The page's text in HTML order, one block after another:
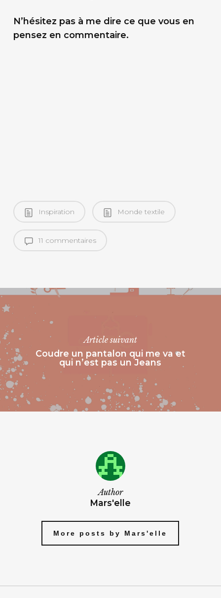
N’hésitez pas à me dire ce que vous en
pensez en commentaire.
Inspiration Monde textile
11 commentaires
Article suivant
Coudre un pantalon qui me va et
qui n’est pas un Jeans
Author
Mars'elle
More posts by Mars'elle